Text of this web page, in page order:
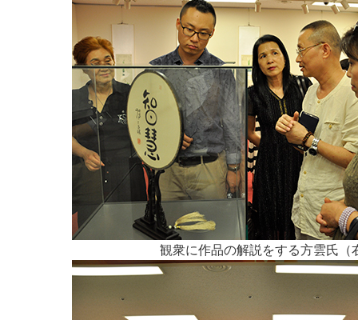
観衆に作品の解説をする方雲氏（